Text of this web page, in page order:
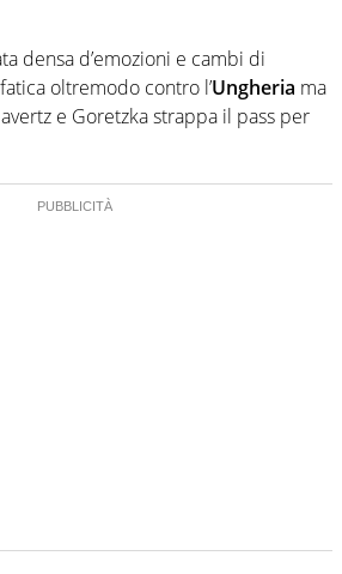
densa d’emozioni e cambi di
fatica oltremodo contro l’Ungheria ma
e Goretzka strappa il pass per